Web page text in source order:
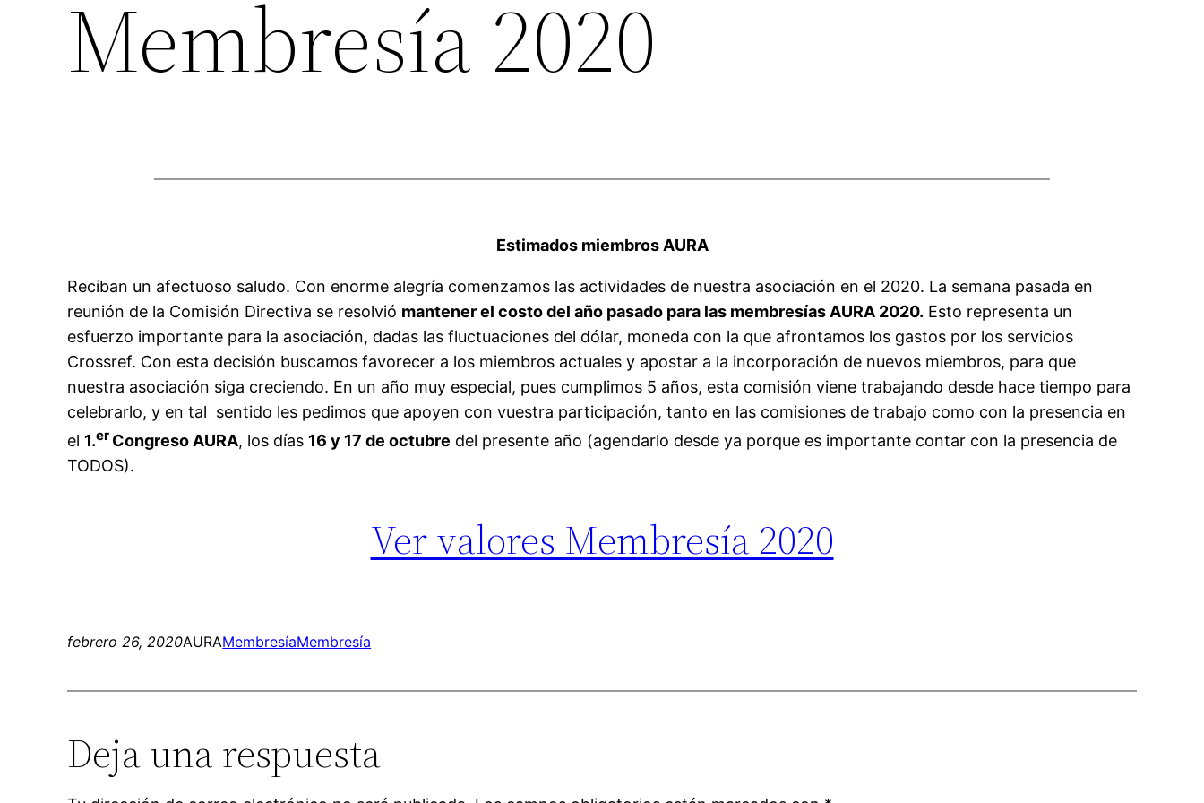
Membresía 2020
Estimados miembros AURA
Reciban un afectuoso saludo. Con enorme alegría comenzamos las actividades de nuestra asociación en el 2020. La semana pasada en
reunión de la Comisión Directiva se resolvió mantener el costo del año pasado para las membresías AURA 2020. Esto representa un
esfuerzo importante para la asociación, dadas las fluctuaciones del dólar, moneda con la que afrontamos los gastos por los servicios
Crossref. Con esta decisión buscamos favorecer a los miembros actuales y apostar a la incorporación de nuevos miembros, para que
nuestra asociación siga creciendo. En un año muy especial, pues cumplimos 5 años, esta comisión viene trabajando desde hace tiempo para
celebrarlo, y en tal sentido les pedimos que apoyen con vuestra participación, tanto en las comisiones de trabajo como con la presencia en
el 1.er Congreso AURA, los días 16 y 17 de octubre del presente año (agendarlo desde ya porque es importante contar con la presencia de
TODOS).
Ver valores Membresía 2020
febrero 26, 2020AURAMembresíaMembresía
Deja una respuesta